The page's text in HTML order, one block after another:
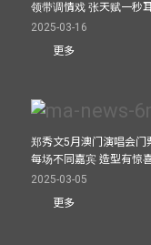
领带调情戏 张天赋一秒
2025-03-16
更多
郑秀文5月澳门演唱会
每场不同嘉宾 造型有惊
2025-03-05
更多